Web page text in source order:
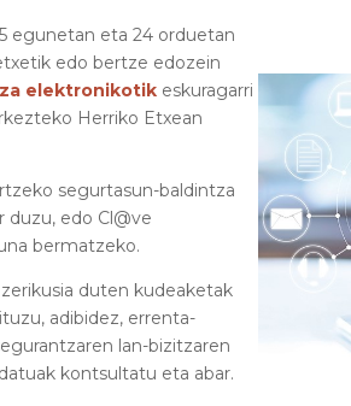
egunetan eta 24 orduetan
edo bertze edozein
elektronikotik eskuragarri
Herriko Etxean
segurtasun-baldintza
edo Cl@ve
bermatzeko.
duten kudeaketak
adibidez, errenta-
lan-bizitzaren
kontsultatu eta abar.